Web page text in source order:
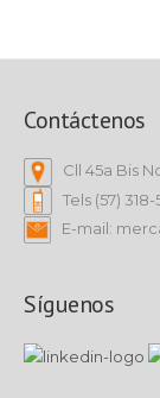
Contáctenos
Cll 45a Bis
Tels (57)
E-mail:
Síguenos